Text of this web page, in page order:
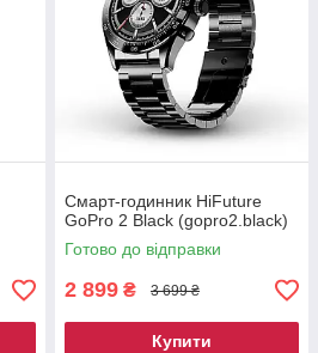
Смарт-годинник HiFuture
GoPro 2 Black (gopro2.black)
Готово до відправки
2 899 ₴ 3 699 ₴
Купити